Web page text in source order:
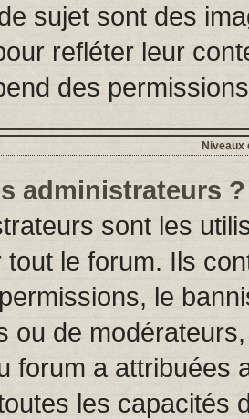
sujet sont des
refléter leur
des
Niveaux
administrateurs ?
sont les
tout le forum. Ils
le
ou de
forum a attribuées
les capacités